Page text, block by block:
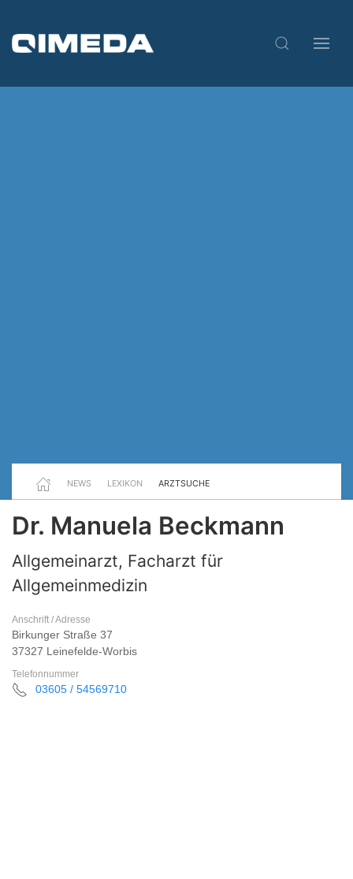
NEWS LEXIKON ARZTSUCHE
Dr. Manuela Beckmann
Allgemeinarzt, Facharzt für
Allgemeinmedizin
Anschrift / Adresse
Birkunger Straße 37
37327 Leinefelde-Worbis
Telefonnummer
03605 / 54569710